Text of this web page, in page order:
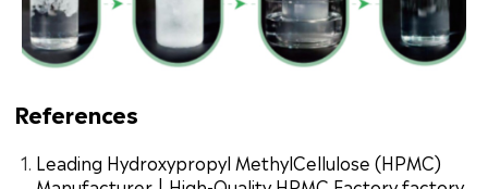
References
Leading Hydroxypropyl MethylCellulose (HPMC)